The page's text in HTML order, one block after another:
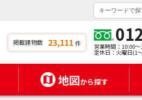
掲載建物数 23,111 件 営業時間：10:00～
定休日：火曜日(1
地図から探す